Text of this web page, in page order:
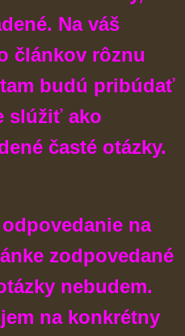
Na váš
článkov rôznu
budú pribúdať
slúžiť ako
časté otázky.
na
zodpovedané
nebudem.
na konkrétny